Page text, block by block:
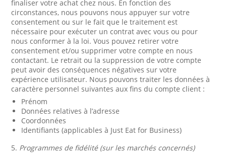
finaliser votre achat chez nous. En fonction des
circonstances, nous pouvons nous appuyer sur votre
consentement ou sur le fait que le traitement est
nécessaire pour exécuter un contrat avec vous ou pour
nous conformer à la loi. Vous pouvez retirer votre
consentement et/ou supprimer votre compte en nous
contactant. Le retrait ou la suppression de votre compte
peut avoir des conséquences négatives sur votre
expérience utilisateur. Nous pouvons traiter les données à
caractère personnel suivantes aux fins du compte client :
Prénom
Données relatives à l’adresse
Coordonnées
Identifiants (applicables à Just Eat for Business)
5. Programmes de fidélité (sur les marchés concernés)